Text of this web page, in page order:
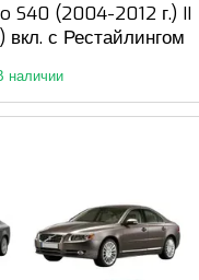
S40 (2004-2012 г.) II
вкл. с Рестайлингом
наличии